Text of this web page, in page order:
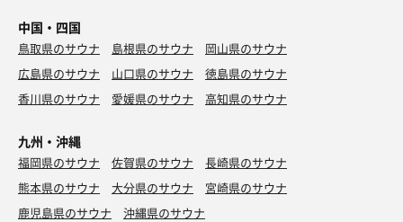
中国・四国
鳥取県のサウナ 島根県のサウナ
岡山県のサウナ
広島県のサウナ
山口県のサウナ
徳島県のサウナ
香川県のサウナ
愛媛県のサウナ 高知県のサウナ
九州・沖縄
福岡県のサウナ 佐賀県のサウナ
長崎県のサウナ
熊本県のサウナ
大分県のサウナ
宮崎県のサウナ
鹿児島県のサウナ
沖縄県のサウナ